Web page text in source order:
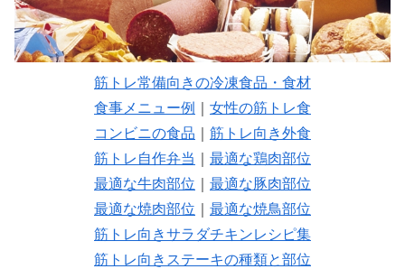
筋トレ常備向きの冷凍食品・食材
食事メニュー例
女性の筋トレ食
コンビニの食品
筋トレ向き外食
筋トレ自作弁当
最適な鶏肉部位
最適な牛肉部位
最適な豚肉部位
最適な焼肉部位
最適な焼鳥部位
筋トレ向きサラダチキンレシピ集
筋トレ向きステーキの種類と部位